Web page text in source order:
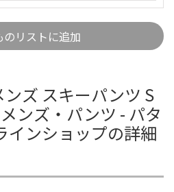
のリストに追加
ズ スキーパンツ S
ンズ・パンツ - パタ
インショップの詳細